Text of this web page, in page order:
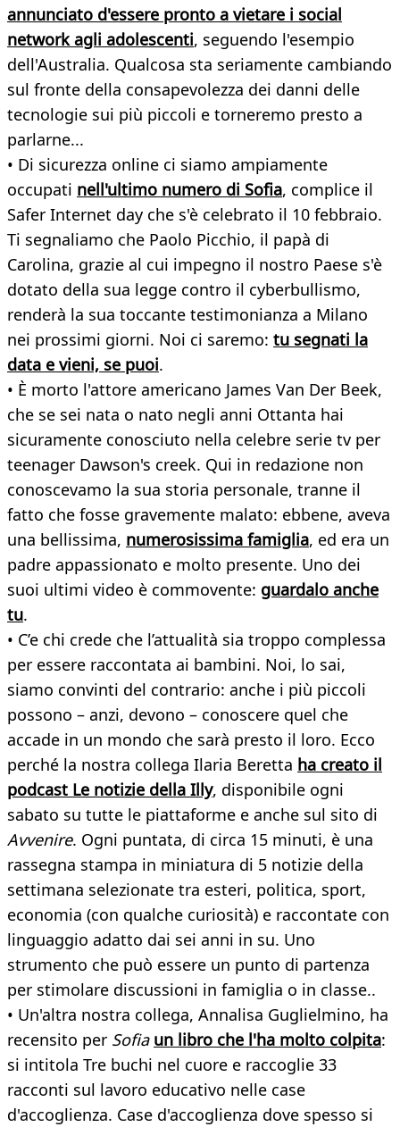
annunciato d'essere pronto a vietare i social
network agli adolescenti, seguendo l'esempio
dell'Australia. Qualcosa sta seriamente cambiando
sul fronte della consapevolezza dei danni delle
tecnologie sui più piccoli e torneremo presto a
parlarne...
• Di sicurezza online ci siamo ampiamente
occupati nell'ultimo numero di Sofia, complice il
Safer Internet day che s'è celebrato il 10 febbraio.
Ti segnaliamo che Paolo Picchio, il papà di
Carolina, grazie al cui impegno il nostro Paese s'è
dotato della sua legge contro il cyberbullismo,
renderà la sua toccante testimonianza a Milano
nei prossimi giorni. Noi ci saremo: tu segnati la
data e vieni, se puoi.
• È morto l'attore americano James Van Der Beek,
che se sei nata o nato negli anni Ottanta hai
sicuramente conosciuto nella celebre serie tv per
teenager Dawson's creek. Qui in redazione non
conoscevamo la sua storia personale, tranne il
fatto che fosse gravemente malato: ebbene, aveva
una bellissima, numerosissima famiglia, ed era un
padre appassionato e molto presente. Uno dei
suoi ultimi video è commovente: guardalo anche
tu.
• C’e chi crede che l’attualità sia troppo complessa
per essere raccontata ai bambini. Noi, lo sai,
siamo convinti del contrario: anche i più piccoli
possono – anzi, devono – conoscere quel che
accade in un mondo che sarà presto il loro. Ecco
perché la nostra collega Ilaria Beretta ha creato il
podcast Le notizie della Illy, disponibile ogni
sabato su tutte le piattaforme e anche sul sito di
Avvenire. Ogni puntata, di circa 15 minuti, è una
rassegna stampa in miniatura di 5 notizie della
settimana selezionate tra esteri, politica, sport,
economia (con qualche curiosità) e raccontate con
linguaggio adatto dai sei anni in su. Uno
strumento che può essere un punto di partenza
per stimolare discussioni in famiglia o in classe..
• Un'altra nostra collega, Annalisa Guglielmino, ha
recensito per Sofia un libro che l'ha molto colpita:
si intitola Tre buchi nel cuore e raccoglie 33
racconti sul lavoro educativo nelle case
d'accoglienza. Case d'accoglienza dove spesso si